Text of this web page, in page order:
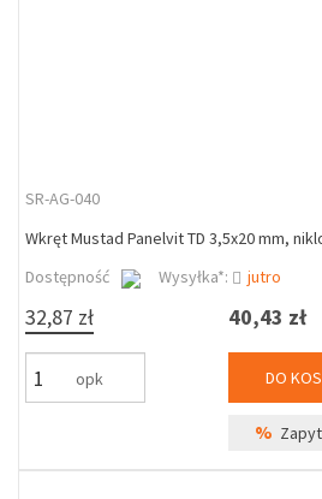
SR-AG-040
Wkręt Mustad Panelvit TD 3,5x20 mm,
Dostępność
Wysyłka*: jutro
32,87 zł
opk
40,43 zł
DO
%